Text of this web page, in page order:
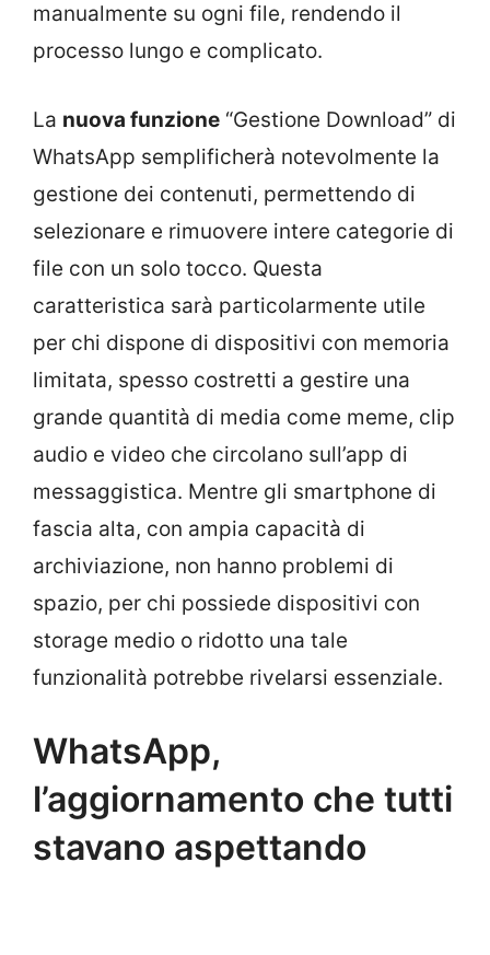
manualmente su ogni file, rendendo il
processo lungo e complicato.
La nuova funzione “Gestione Download” di
WhatsApp semplificherà notevolmente la
gestione dei contenuti, permettendo di
selezionare e rimuovere intere categorie di
file con un solo tocco. Questa
caratteristica sarà particolarmente utile
per chi dispone di dispositivi con memoria
limitata, spesso costretti a gestire una
grande quantità di media come meme, clip
audio e video che circolano sull’app di
messaggistica. Mentre gli smartphone di
fascia alta, con ampia capacità di
archiviazione, non hanno problemi di
spazio, per chi possiede dispositivi con
storage medio o ridotto una tale
funzionalità potrebbe rivelarsi essenziale.
WhatsApp,
l’aggiornamento che tutti
stavano aspettando